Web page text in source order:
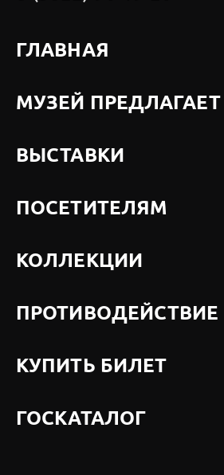
ГЛАВНАЯ
МУЗЕЙ ПРЕДЛАГАЕТ
ВЫСТАВКИ
ПОСЕТИТЕЛЯМ
КОЛЛЕКЦИИ
КУПИТЬ БИЛЕТ
ГОСКАТАЛОГ